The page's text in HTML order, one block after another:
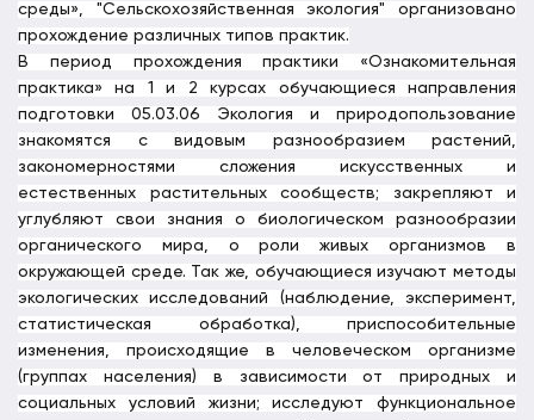
среды», "Сельскохозяйственная экология" организовано
прохождение различных типов практик.
В период прохождения практики «Ознакомительная
практика» на 1 и 2 курсах обучающиеся направления
подготовки 05.03.06 Экология и природопользование
знакомятся с видовым разнообразием растений,
закономерностями сложения искусственных и
естественных растительных сообществ; закрепляют и
углубляют свои знания о биологическом разнообразии
органического мира, о роли живых организмов в
окружающей среде. Так же, обучающиеся изучают методы
экологических исследований (наблюдение, эксперимент,
статистическая обработка), приспособительные
изменения, происходящие в человеческом организме
(группах населения) в зависимости от природных и
социальных условий жизни; исследуют функциональное